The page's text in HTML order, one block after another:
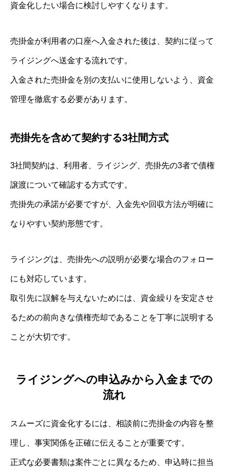
資金化したい場合に検討しやすくなります。
売掛金が利用者の口座へ入金された後は、契約に従って
ライジングへ送金する流れです。
入金された売掛金を別の支払いに使用しないよう、資金
管理を徹底する必要があります。
売掛先を含めて契約する3社間方式
3社間契約は、利用者、ライジング、売掛先の3者で債権
譲渡について確認する方式です。
売掛先の承諾が必要ですが、入金先や回収方法が明確に
なりやすい契約形態です。
ライジングは、売掛先への説明が必要な場合のフォロー
にも対応しています。
取引先に誤解を与えないためには、資金繰りを安定させ
るための前向きな債権売却であることを丁寧に説明する
ことが大切です。
ライジングへの申込みから入金までの
流れ
スムーズに資金化するには、相談前に売掛金の内容を整
理し、事実関係を正確に伝えることが重要です。
正式な必要書類は案件ごとに異なるため、申込時に担当